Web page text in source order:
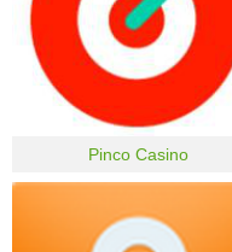
Pinco Casino